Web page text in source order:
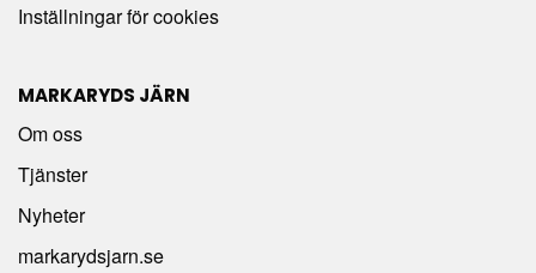
Inställningar för cookies
MARKARYDS JÄRN
Om oss
Tjänster
Nyheter
markarydsjarn.se